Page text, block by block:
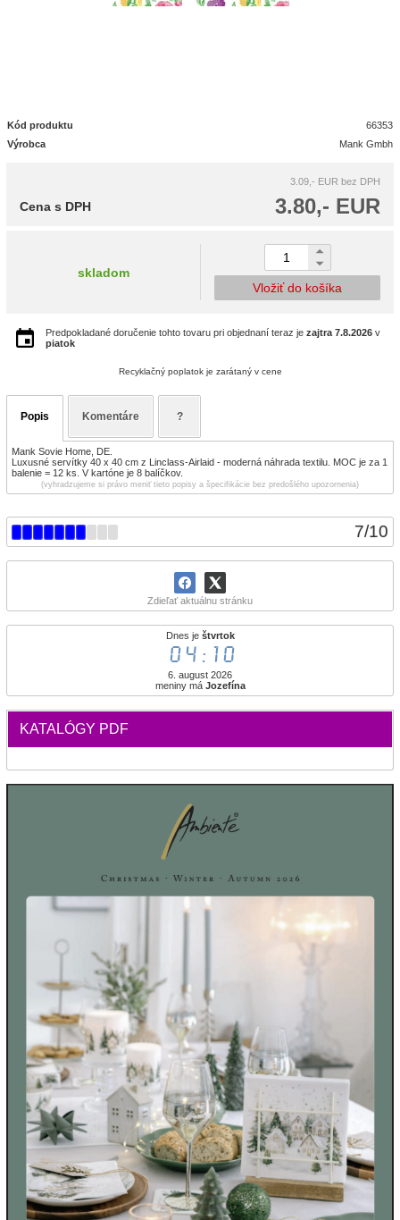
7/10
Zdieľať aktuálnu stránku
Dnes je štvrtok
04:10
6. august 2026
meniny má Jozefína
KATALÓGY PDF
Kód produktu
66353
Výrobca
Mank Gmbh
3.09,- EUR bez DPH
3.80,- EUR
Cena s DPH
skladom
Vložiť do košíka
Predpokladané doručenie tohto tovaru pri objednaní teraz je zajtra 7.8.2026 v
piatok
Recyklačný poplatok je zarátaný v cene
Popis Komentáre ?
Mank Sovie Home, DE.
Luxusné servítky 40 x 40 cm z Linclass-Airlaid - moderná náhrada textilu. MOC je za 1
balenie = 12 ks. V kartóne je 8 balíčkov.
(vyhradzujeme si právo meniť tieto popisy a špecifikácie bez predošlého upozornenia)